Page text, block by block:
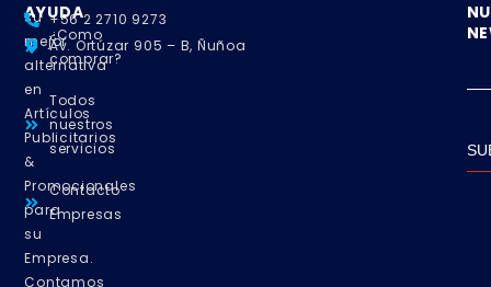
su
mejor
alternativa
en
Artículos
Publicitarios
&
Promocionales
para
su
Empresa.
Contamos
AYUDA
¿Como
comprar?
Todos
nuestros
servicios
Contacto
Empresas
+56 2 2710 9273
Av. Ortúzar 905 – B, Ñuñoa